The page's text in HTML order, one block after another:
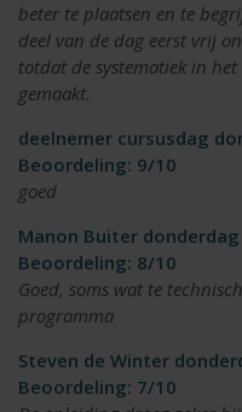
beter te plaatsen en te
deel van de dag eerst vrij
totdat de systematiek in
gemaakt.
deelnemer cursusdag
Beoordeling: 9/10
goed
Manon Buiter
Beoordeling: 8/10
Goed, soms wat te
programma
Steven de Winter
Beoordeling: 7/10